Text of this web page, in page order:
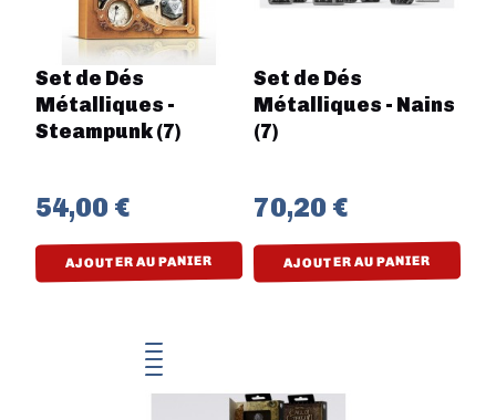
Set de Dés
Métalliques -
Steampunk (7)
54,00 €
AJOUTER AU PANIER
Set de Dés
Métalliques - Nains
(7)
70,20 €
AJOUTER AU PANIER